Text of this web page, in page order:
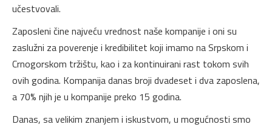
učestvovali.
Zaposleni čine najveću vrednost naše kompanije i oni su
zaslužni za poverenje i kredibilitet koji imamo na Srpskom i
Crnogorskom tržištu, kao i za kontinuirani rast tokom svih
ovih godina. Kompanija danas broji dvadeset i dva zaposlena,
a 70% njih je u kompanije preko 15 godina.
Danas, sa velikim znanjem i iskustvom, u mogućnosti smo